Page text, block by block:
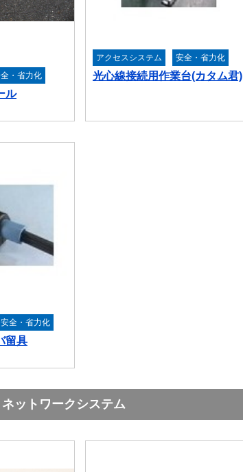
・省力化
ル
アクセスシステム 安全・省力化
光心線接続用作業台(カタム君)
安全・省力化
留具
ネットワークシステム